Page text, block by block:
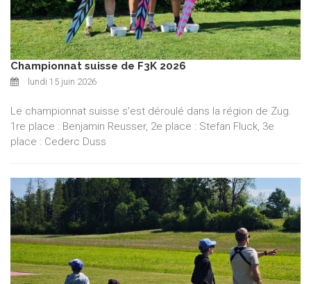
Championnat suisse de F3K 2026
lundi 15 juin 2026
Le championnat suisse s'est déroulé dans la région de Zug.
1re place : Benjamin Reusser, 2e place : Stefan Fluck, 3e
place : Cederc Duss